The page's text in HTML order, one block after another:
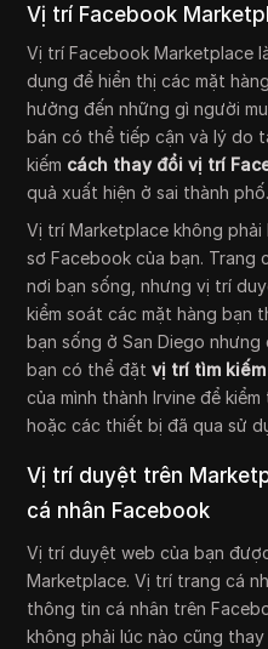
Vị trí Facebook
Vị trí Facebook Marketplace
dụng để hiển thị các mặt
hưởng đến những gì người
bán có thể tiếp cận và lý do
kiếm cách thay đổi vị trí
quả xuất hiện ở sai thành phố.
Vị trí Marketplace không
sơ Facebook của bạn. Trang
nơi bạn sống, nhưng vị trí
kiểm soát các mặt hàng bạn
bạn sống ở San Diego nhưng
bạn có thể đặtvị trí tìm
của mình thành Irvine để
hoặc các thiết bị đã qua sử
Vị trí duyệt trên
cá nhân Facebook
Vị trí duyệt web của bạn
Marketplace. Vị trí trang cá
thông tin cá nhân trên
không phải lúc nào cũng thay